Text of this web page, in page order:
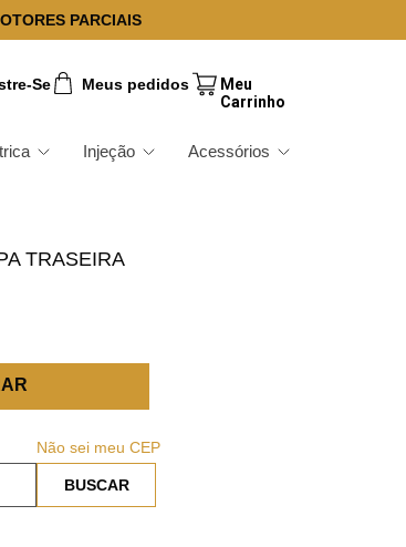
PARCIAIS
Se Meus pedidos
Injeção Acessórios
TRASEIRA
Não sei meu CEP